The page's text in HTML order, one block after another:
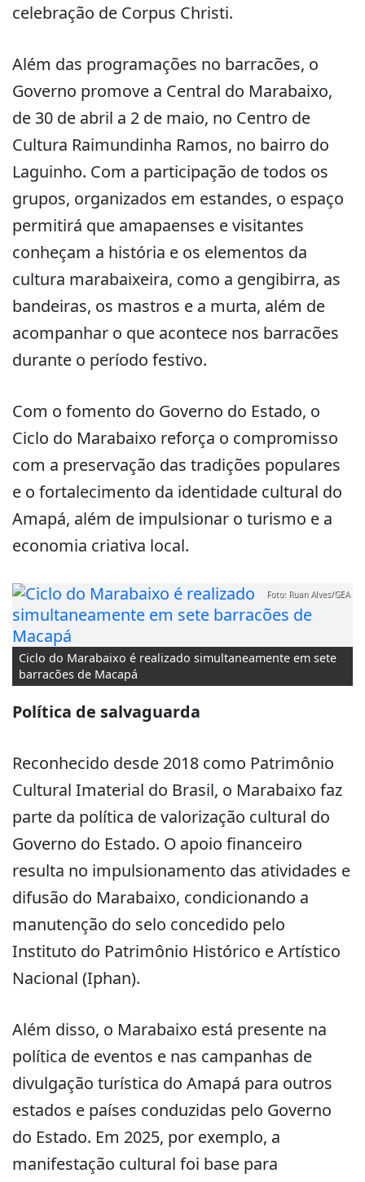
celebração de Corpus Christi.
Além das programações no barracões, o
Governo promove a Central do Marabaixo,
de 30 de abril a 2 de maio, no Centro de
Cultura Raimundinha Ramos, no bairro do
Laguinho. Com a participação de todos os
grupos, organizados em estandes, o espaço
permitirá que amapaenses e visitantes
conheçam a história e os elementos da
cultura marabaixeira, como a gengibirra, as
bandeiras, os mastros e a murta, além de
acompanhar o que acontece nos barracões
durante o período festivo.
Com o fomento do Governo do Estado, o
Ciclo do Marabaixo reforça o compromisso
com a preservação das tradições populares
e o fortalecimento da identidade cultural do
Amapá, além de impulsionar o turismo e a
economia criativa local.
Ciclo do Marabaixo é realizado simultaneamente em sete
barracões de Macapá
Foto: Ruan Alves/GEA
Política de salvaguarda
Reconhecido desde 2018 como Patrimônio
Cultural Imaterial do Brasil, o Marabaixo faz
parte da política de valorização cultural do
Governo do Estado. O apoio financeiro
resulta no impulsionamento das atividades e
difusão do Marabaixo, condicionando a
manutenção do selo concedido pelo
Instituto do Patrimônio Histórico e Artístico
Nacional (Iphan).
Além disso, o Marabaixo está presente na
política de eventos e nas campanhas de
divulgação turística do Amapá para outros
estados e países conduzidas pelo Governo
do Estado. Em 2025, por exemplo, a
manifestação cultural foi base para